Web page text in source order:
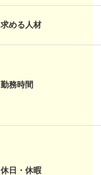
求める人材
勤務時間
休日・休暇